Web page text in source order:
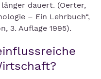
dauert. (Oerter,
– Ein Lehrbuch“,
3. Auflage 1995).